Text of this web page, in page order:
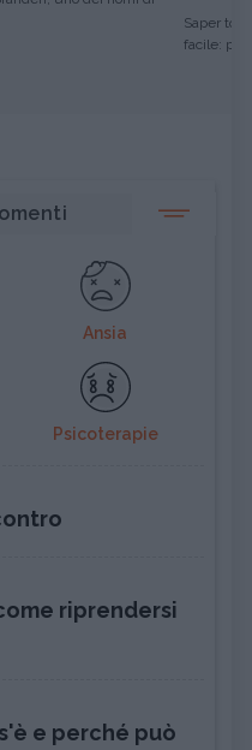
Saper
facile: per
Ansia
Psicoterapie
riprendersi
e perché può